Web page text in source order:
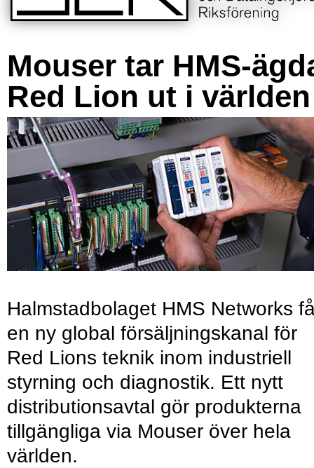
Mouser tar HMS-
Red Lion ut i världen
Halmstadbolaget HMS Networks
en ny global försäljningskanal för
Red Lions teknik inom industriell
styrning och diagnostik. Ett nytt
distributionsavtal gör produkterna
tillgängliga via Mouser över hela
världen.